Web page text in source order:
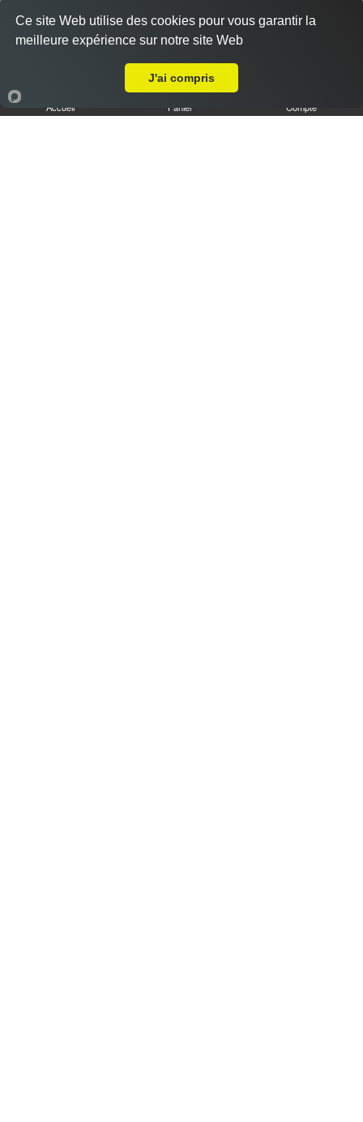
Accueil Panier Compte
Ce site Web utilise des cookies pour vous garantir la
meilleure expérience sur notre site Web
J'ai compris